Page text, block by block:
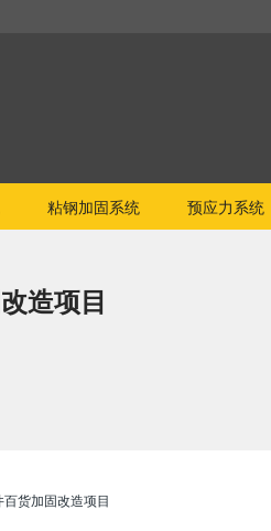
粘钢加固系统 预应力系统
造项目
货加固改造项目